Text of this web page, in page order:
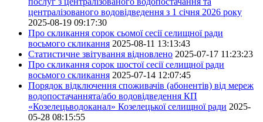
централізованого водовідведення з 1 січня 2026 року
2025-08-19 09:17:30
Про скликання сорок сьомої сесії селищної ради
восьмого скликання 2025-08-11 13:13:43
Статистичне звітування відновлено 2025-07-17 11:23:23
Про скликання сорок шостої сесії селищної ради
восьмого скликання 2025-07-14 12:07:45
Порядок відключення споживачів (абонентів) від мереж
водопостачаннята/або водовідведення КП
«Козелецьводоканал» Козелецької селищної ради 2025-
05-28 08:15:55